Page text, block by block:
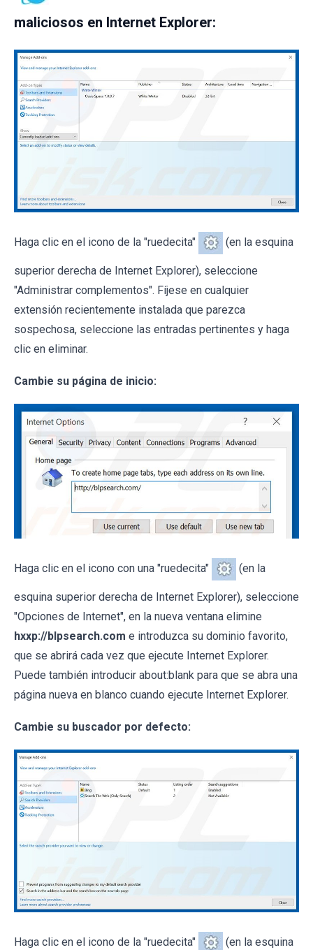
maliciosos en Internet Explorer:
Haga clic en el icono de la "ruedecita" (en la esquina
superior derecha de Internet Explorer), seleccione
"Administrar complementos". Fíjese en cualquier
extensión recientemente instalada que parezca
sospechosa, seleccione las entradas pertinentes y haga
clic en eliminar.
Cambie su página de inicio:
Haga clic en el icono con una "ruedecita" (en la
esquina superior derecha de Internet Explorer), seleccione
"Opciones de Internet", en la nueva ventana elimine
hxxp://blpsearch.com e introduzca su dominio favorito,
que se abrirá cada vez que ejecute Internet Explorer.
Puede también introducir about:blank para que se abra una
página nueva en blanco cuando ejecute Internet Explorer.
Cambie su buscador por defecto:
Haga clic en el icono de la "ruedecita" (en la esquina